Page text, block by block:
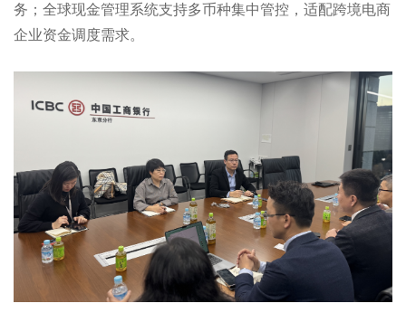
务；全球现金管理系统支持多币种集中管控，适配跨境电商
企业资金调度需求。